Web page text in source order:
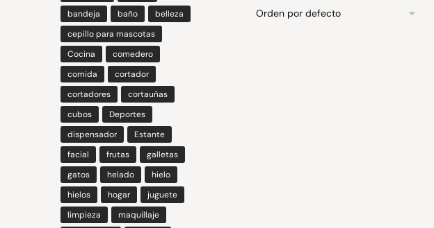
bandeja
baño
belleza
cepillo para mascotas
Cocina
comedero
comida
cortador
cortadores
cortauñas
cubos
Deportes
dispensador
Estante
facial
frutas
galletas
gatos
helado
hielo
hielos
hogar
juguete
limpieza
maquillaje